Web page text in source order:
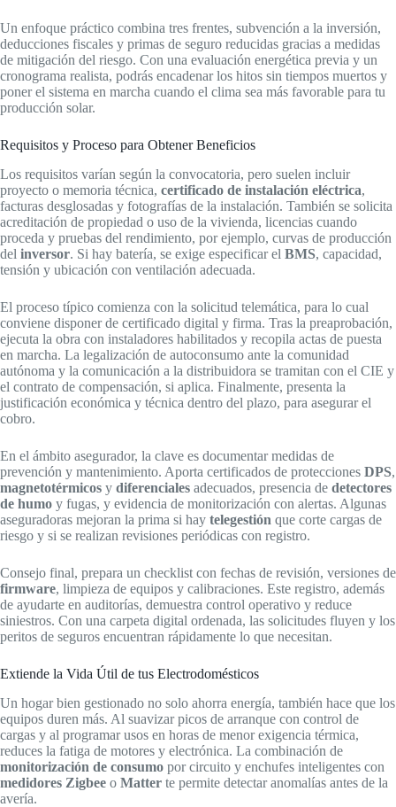
Un enfoque práctico combina tres frentes, subvención a la inversión,
deducciones fiscales y primas de seguro reducidas gracias a medidas
de mitigación del riesgo. Con una evaluación energética previa y un
cronograma realista, podrás encadenar los hitos sin tiempos muertos y
poner el sistema en marcha cuando el clima sea más favorable para tu
producción solar.
Requisitos y Proceso para Obtener Beneficios
Los requisitos varían según la convocatoria, pero suelen incluir
proyecto o memoria técnica, certificado de instalación eléctrica,
facturas desglosadas y fotografías de la instalación. También se solicita
acreditación de propiedad o uso de la vivienda, licencias cuando
proceda y pruebas del rendimiento, por ejemplo, curvas de producción
del inversor. Si hay batería, se exige especificar el BMS, capacidad,
tensión y ubicación con ventilación adecuada.
El proceso típico comienza con la solicitud telemática, para lo cual
conviene disponer de certificado digital y firma. Tras la preaprobación,
ejecuta la obra con instaladores habilitados y recopila actas de puesta
en marcha. La legalización de autoconsumo ante la comunidad
autónoma y la comunicación a la distribuidora se tramitan con el CIE y
el contrato de compensación, si aplica. Finalmente, presenta la
justificación económica y técnica dentro del plazo, para asegurar el
cobro.
En el ámbito asegurador, la clave es documentar medidas de
prevención y mantenimiento. Aporta certificados de protecciones DPS,
magnetotérmicos y diferenciales adecuados, presencia de detectores
de humo y fugas, y evidencia de monitorización con alertas. Algunas
aseguradoras mejoran la prima si hay telegestión que corte cargas de
riesgo y si se realizan revisiones periódicas con registro.
Consejo final, prepara un checklist con fechas de revisión, versiones de
firmware, limpieza de equipos y calibraciones. Este registro, además
de ayudarte en auditorías, demuestra control operativo y reduce
siniestros. Con una carpeta digital ordenada, las solicitudes fluyen y los
peritos de seguros encuentran rápidamente lo que necesitan.
Extiende la Vida Útil de tus Electrodomésticos
Un hogar bien gestionado no solo ahorra energía, también hace que los
equipos duren más. Al suavizar picos de arranque con control de
cargas y al programar usos en horas de menor exigencia térmica,
reduces la fatiga de motores y electrónica. La combinación de
monitorización de consumo por circuito y enchufes inteligentes con
medidores Zigbee o Matter te permite detectar anomalías antes de la
avería.